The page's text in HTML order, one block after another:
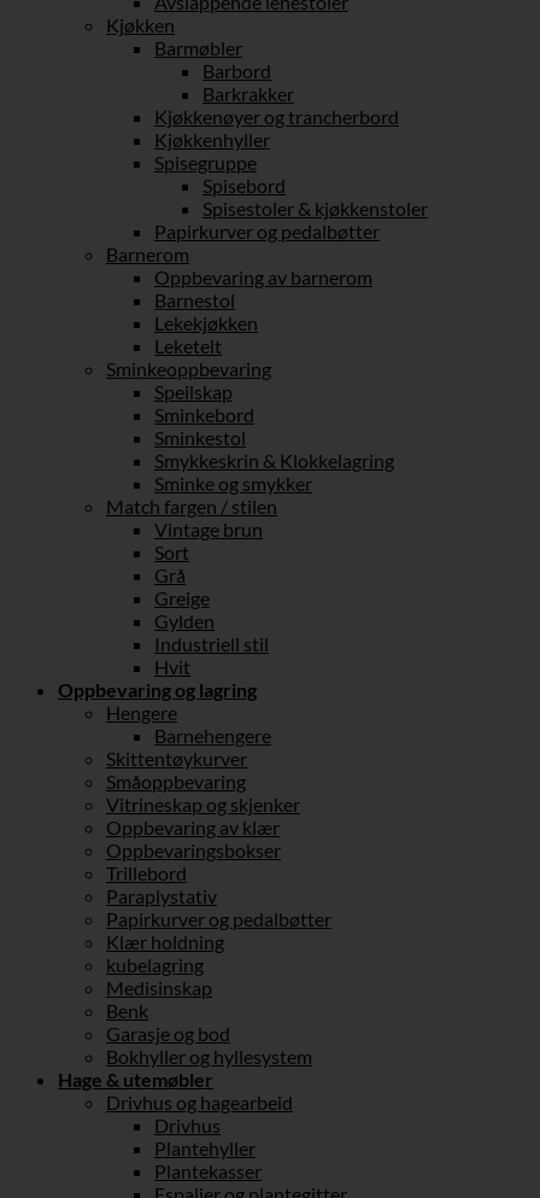
Kjøkken
Barmøbler
Barbord
Barkrakker
Kjøkkenøyer og trancherbord
Kjøkkenhyller
Spisegruppe
Spisebord
Spisestoler & kjøkkenstoler
Papirkurver og pedalbøtter
Barnerom
Oppbevaring av barnerom
Barnestol
Lekekjøkken
Leketelt
Sminkeoppbevaring
Speilskap
Sminkebord
Sminkestol
Smykkeskrin & Klokkelagring
Sminke og smykker
Match fargen / stilen
Vintage brun
Sort
Grå
Greige
Gylden
Industriell stil
Hvit
Oppbevaring og lagring
Hengere
Barnehengere
Skittentøykurver
Småoppbevaring
Vitrineskap og skjenker
Oppbevaring av klær
Oppbevaringsbokser
Trillebord
Paraplystativ
Papirkurver og pedalbøtter
Klær holdning
kubelagring
Medisinskap
Benk
Garasje og bod
Bokhyller og hyllesystem
Hage & utemøbler
Drivhus og hagearbeid
Drivhus
Plantehyller
Plantekasser